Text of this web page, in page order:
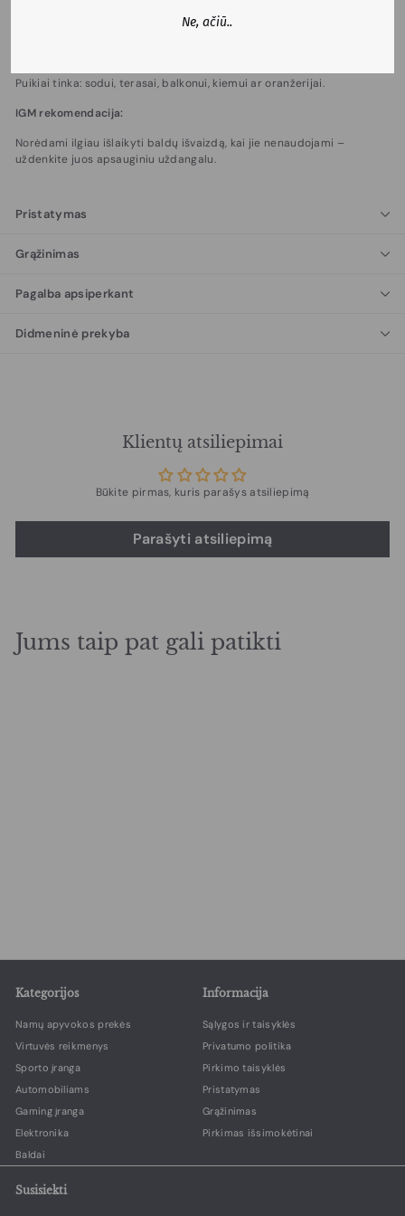
Puikiai tinka: sodui, terasai, balkonui, kiemui ar oranžerijai.
IGM rekomendacija:
Norėdami ilgiau išlaikyti baldų išvaizdą, kai jie nenaudojami –
uždenkite juos apsauginiu uždangalu.
Pristatymas
Grąžinimas
Pagalba apsiperkant
Didmeninė prekyba
Klientų atsiliepimai
Būkite pirmas, kuris parašys atsiliepimą
Parašyti atsiliepimą
Jums taip pat gali patikti
0
Kategorijos
Namų apyvokos prekės
Virtuvės reikmenys
Sporto įranga
Automobiliams
Gaming įranga
Elektronika
Baldai
Informacija
Sąlygos ir taisyklės
Privatumo politika
Pirkimo taisyklės
Pristatymas
Grąžinimas
Pirkimas išsimokėtinai
Susisiekti
Ne, ačiū..